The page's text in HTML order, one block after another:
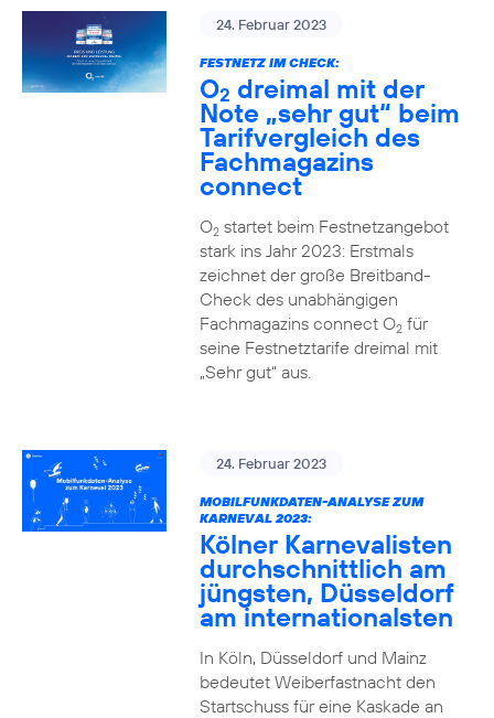
24. Februar 2023
FESTNETZ IM CHECK:
O2 dreimal mit der
Note „sehr gut“ beim
Tarifvergleich des
Fachmagazins
connect
O2startet beim Festnetzangebot
stark ins Jahr 2023: Erstmals
zeichnet der große Breitband-
Check des unabhängigen
Fachmagazins connect O2für
seine Festnetztarife dreimal mit
„Sehr gut“ aus.
24. Februar 2023
MOBILFUNKDATEN-ANALYSE ZUM
KARNEVAL 2023:
Kölner Karnevalisten
durchschnittlich am
jüngsten, Düsseldorf
am internationalsten
In Köln, Düsseldorf und Mainz
bedeutet Weiberfastnacht den
Startschuss für eine Kaskade an